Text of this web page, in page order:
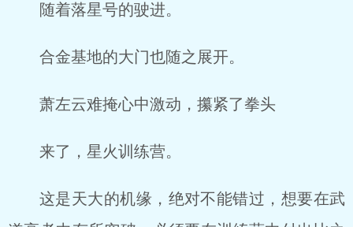
随着落星号的驶进。
合金基地的大门也随之展开。
萧左云难掩心中激动，攥紧了拳头
来了，星火训练营。
这是天大的机缘，绝对不能错过，想要在武